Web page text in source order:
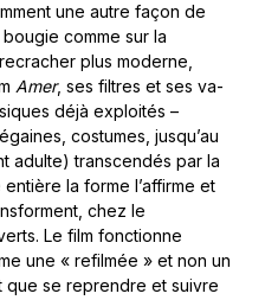
une autre façon de
comme sur la
plus moderne,
Amer, ses filtres et ses va-
déjà exploités –
costumes, jusqu’au
adulte) transcendés par la
la forme l’affirme et
chez le
Le film fonctionne
une « refilmée » et non un
que se reprendre et suivre